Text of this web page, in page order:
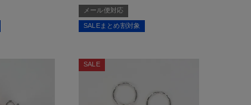
メール便対応
SALEまとめ割対象
SALE